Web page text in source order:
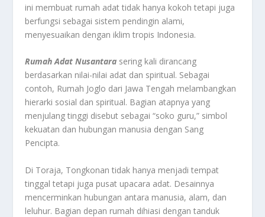
ini membuat rumah adat tidak hanya kokoh tetapi juga
berfungsi sebagai sistem pendingin alami,
menyesuaikan dengan iklim tropis Indonesia.
Rumah Adat Nusantara sering kali dirancang
berdasarkan nilai-nilai adat dan spiritual. Sebagai
contoh, Rumah Joglo dari Jawa Tengah melambangkan
hierarki sosial dan spiritual. Bagian atapnya yang
menjulang tinggi disebut sebagai “soko guru,” simbol
kekuatan dan hubungan manusia dengan Sang
Pencipta.
Di Toraja, Tongkonan tidak hanya menjadi tempat
tinggal tetapi juga pusat upacara adat. Desainnya
mencerminkan hubungan antara manusia, alam, dan
leluhur. Bagian depan rumah dihiasi dengan tanduk